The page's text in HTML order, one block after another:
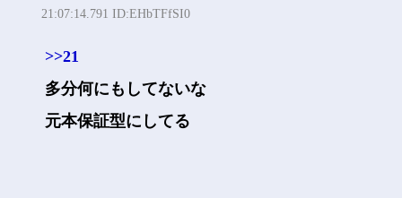
21:07:14.791 ID:EHbTFfSI0
>>21
多分何にもしてないな
元本保証型にしてる